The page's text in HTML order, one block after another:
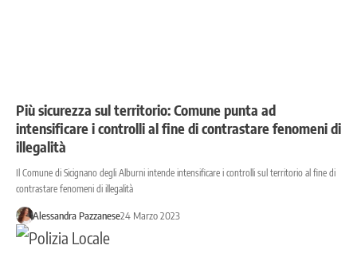
Più sicurezza sul territorio: Comune punta ad
intensificare i controlli al fine di contrastare fenomeni di
illegalità
Il Comune di Sicignano degli Alburni intende intensificare i controlli sul territorio al fine di
contrastare fenomeni di illegalità
Alessandra Pazzanese24 Marzo 2023